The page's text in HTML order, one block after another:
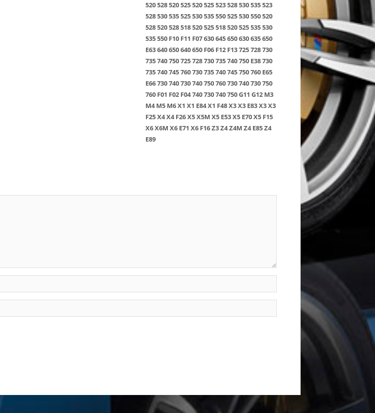
520528520525520525523528530535523
528530535525530535550525530550520
528520528518520525518520525535530
535550 F10 F11 F07630645650630635650
E63640650640650 F06 F12 F13725728730
735740750725728730735740750 E38730
735740745760730735740745750760 E65
E66730740730740750760730740730750
760 F01 F02 F04740730740750G11 G12 M3
M4 M5 M6X1 X1 E84X1 F48X3X3 E83X3X3
F25X4X4 F26X5X5M X5 E53X5 E70X5 F15
X6X6M X6 E71 X6 F16Z3Z4Z4M Z4 E85Z4
E89